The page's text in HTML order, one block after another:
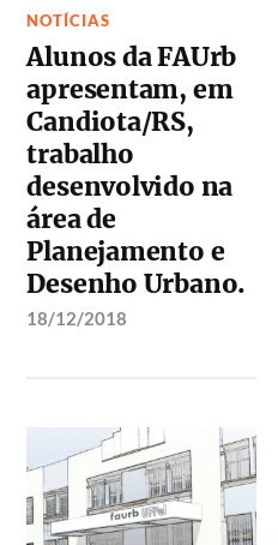
NOTÍCIAS
Alunos da FAUrb
apresentam, em
Candiota/RS,
trabalho
desenvolvido na
área de
Planejamento e
Desenho Urbano.
18/12/2018